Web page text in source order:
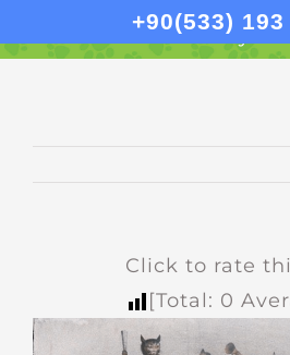
kediler-
Click to rate
[Total: 0
+90(533)